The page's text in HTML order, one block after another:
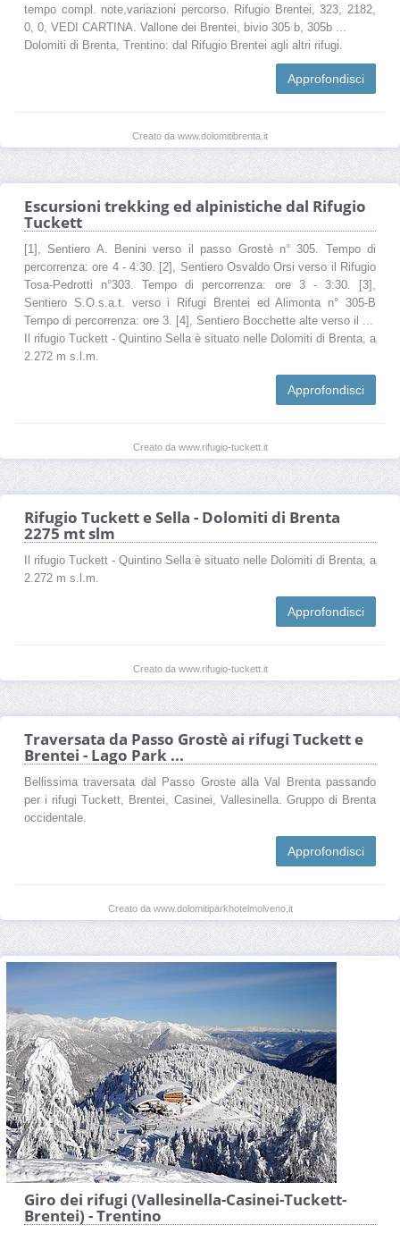
tempo compl. note,variazioni percorso. Rifugio Brentei, 323, 2182,
0, 0, VEDI CARTINA. Vallone dei Brentei, bivio 305 b, 305b ...
Dolomiti di Brenta, Trentino: dal Rifugio Brentei agli altri rifugi.
Approfondisci
Creato da www.dolomitibrenta.it
Escursioni trekking ed alpinistiche dal Rifugio
Tuckett
[1], Sentiero A. Benini verso il passo Grostè n° 305. Tempo di
percorrenza: ore 4 - 4:30. [2], Sentiero Osvaldo Orsi verso il Rifugio
Tosa-Pedrotti n°303. Tempo di percorrenza: ore 3 - 3:30. [3],
Sentiero S.O.s.a.t. verso i Rifugi Brentei ed Alimonta n° 305-B
Tempo di percorrenza: ore 3. [4], Sentiero Bocchette alte verso il ...
Il rifugio Tuckett - Quintino Sella è situato nelle Dolomiti di Brenta, a
2.272 m s.l.m.
Approfondisci
Creato da www.rifugio-tuckett.it
Rifugio Tuckett e Sella - Dolomiti di Brenta
2275 mt slm
Il rifugio Tuckett - Quintino Sella è situato nelle Dolomiti di Brenta, a
2.272 m s.l.m.
Approfondisci
Creato da www.rifugio-tuckett.it
Traversata da Passo Grostè ai rifugi Tuckett e
Brentei - Lago Park ...
Bellissima traversata dal Passo Groste alla Val Brenta passando
per i rifugi Tuckett, Brentei, Casinei, Vallesinella. Gruppo di Brenta
occidentale.
Approfondisci
Creato da www.dolomitiparkhotelmolveno.it
Giro dei rifugi (Vallesinella-Casinei-Tuckett-
Brentei) - Trentino